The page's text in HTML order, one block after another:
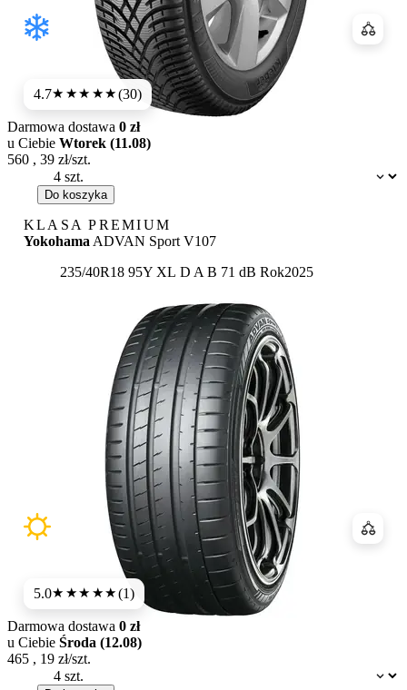
4.7★★★★★(30)
Dostępność:
Darmowa dostawa 0 zł
u Ciebie Wtorek (11.08)
560 , 39 zł/szt.
Do koszyka
KLASA PREMIUM
Yokohama ADVAN Sport V107
235/40R18 95Y XL Etykieta:
D A B 71 dB Rok2025
5.0★★★★★(1)
Dostępność:
Darmowa dostawa 0 zł
u Ciebie Środa (12.08)
465 , 19 zł/szt.